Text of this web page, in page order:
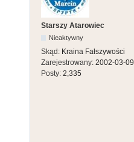
Starszy Atarowiec
Nieaktywny
Skąd: Kraina Fałszywości
Zarejestrowany: 2002-03-09
Posty: 2,335